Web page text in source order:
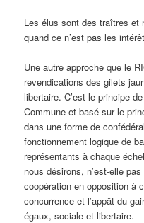
Les élus sont des traîtres et
quand ce n’est pas les
Une autre approche que le
revendications des gilets
libertaire. C’est le principe
Commune et basé sur le
dans une forme de
fonctionnement logique de
représentants à chaque
nous désirons, n’est-elle
coopération en opposition à
concurrence et l’appât du
égaux, sociale et libertaire.